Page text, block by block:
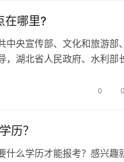
在哪里?
中央宣传部、文化和旅游部
，湖北省人民政府、水利部
0 0
历？
什么学历才能报考？感兴趣